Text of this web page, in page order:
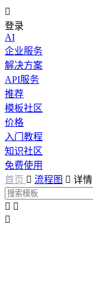

登录
AI
企业服务
解决方案
API服务
推荐
模板社区
价格
入门教程
知识社区
免费使用
首页  流程图  详情
 
